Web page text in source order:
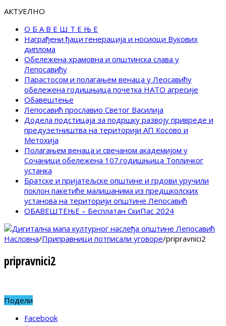
АКТУЕЛНО
О Б А В Е Ш Т Е Њ Е
Награђени ђаци генерација и носиоци Вукових
диплома
Обележена храмовна и општинска слава у
Лепосавићу
Парастосом и полагањем венаца у Леосавићу
обележена годишњица почетка НАТО агресије
Обавештење
Лепосавић прославио Светог Василија
Додела подстицаја за подршку развоју привреде и
предузетништва на територији АП Косово и
Метохија
Полагањем венаца и свечаном академијом у
Сочаници обележена 107.годишњица Топличког
устанка
Братске и пријатељске општине и грдови уручили
поклон пакетиће малишанима из предшколских
установа на територији општине Лепосавић
ОБАВЕШТЕЊЕ – Бесплатан СкиПас 2024
Насловна/Приправници потписали уговоре/pripravnici2
pripravnici2
Подели
Facebook